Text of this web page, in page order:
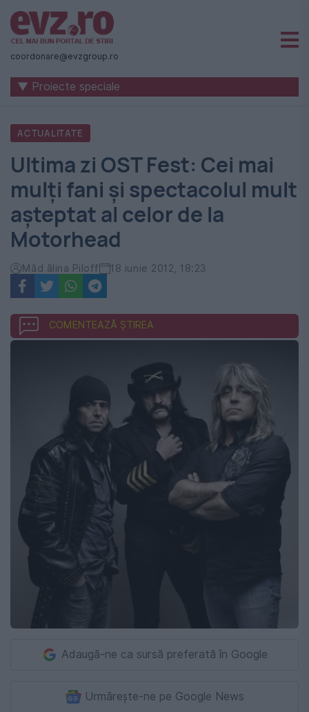
Știri
naționale
internaționale
România
-
Evenimentul
Zilei
coordonare@evzgroup.ro
▼ Proiecte speciale
ACTUALITATE
Ultima zi OST Fest: Cei mai
mulţi fani şi spectacolul mult
aşteptat al celor de la
Motorhead
Măd ălina Piloff 18 iunie 2012, 18:23
COMENTEAZĂ ȘTIREA
Adaugă-ne ca sursă preferată în Google
Urmărește-ne pe Google News